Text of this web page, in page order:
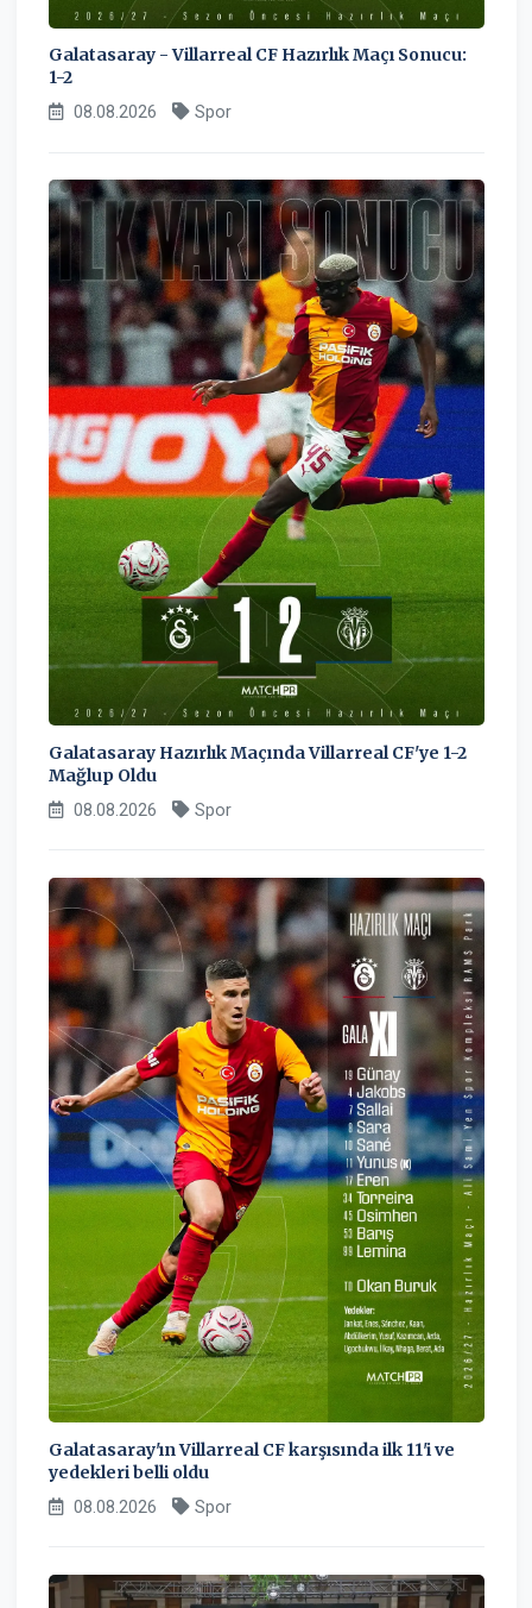
Galatasaray - Villarreal CF Hazırlık Maçı Sonucu:
1-2
08.08.2026 Spor
Galatasaray Hazırlık Maçında Villarreal CF'ye 1-2
Mağlup Oldu
08.08.2026 Spor
Galatasaray'ın Villarreal CF karşısında ilk 11'i ve
yedekleri belli oldu
08.08.2026 Spor